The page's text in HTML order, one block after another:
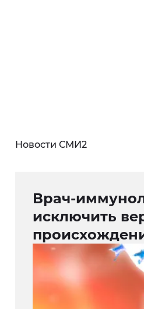
Новости СМИ2
Врач-
исключить